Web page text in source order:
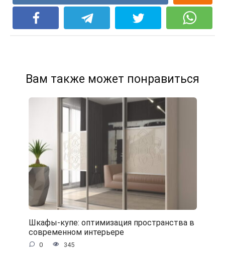
Вам также может понравиться
Шкафы-купе: оптимизация пространства в
современном интерьере
0 345